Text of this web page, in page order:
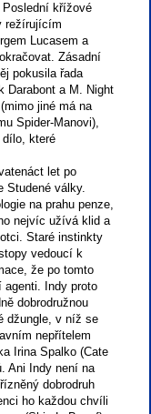
křížové
režírujícím
Lucasem a
Zásadní
pokusila řada
Darabont a M. Night
jiné má na
Spider-Manovi),
dílo, které
let po
Studené války.
na prahu penze,
nejvíc užívá klid a
Staré instinkty
vedoucí k
že po tomto
agenti. Indy proto
dobrodružnou
džungle, v níž se
nepřítelem
Irina Spalko (Cate
Ani Indy není na
dobrodruh
ho každou chvíli